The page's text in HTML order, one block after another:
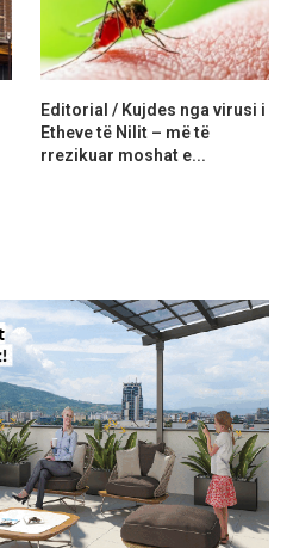
Editorial / Kujdes nga virusi i
Etheve të Nilit – më të
rrezikuar moshat e...